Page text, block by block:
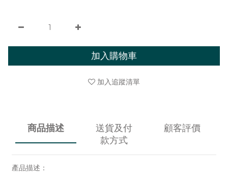
加入購物車
加入追蹤清單
商品描述
送貨及付
款方式
顧客評價
產品描述：